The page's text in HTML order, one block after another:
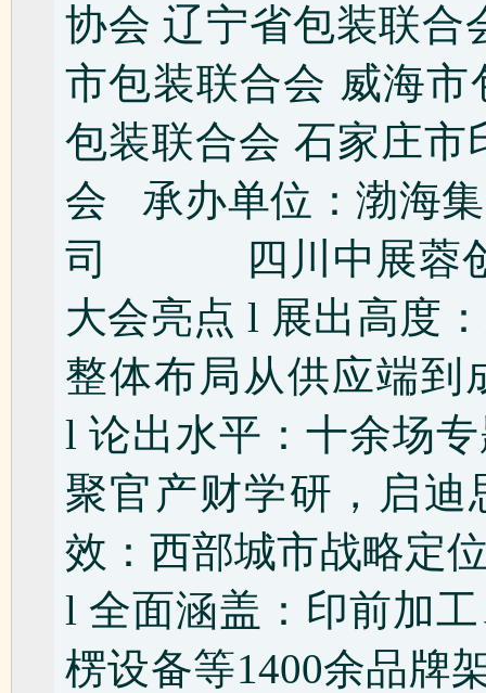
协会 辽宁省包装联
市包装联合会 威海
包装联合会 石家庄市
会 承办单位：渤海
司 四川中展蓉
大会亮点 l 展出高度
整体布局从供应端到
l 论出水平：十余场
聚官产财学研，启
效：西部城市战略定
l 全面涵盖：印前加
楞设备等1400余品牌